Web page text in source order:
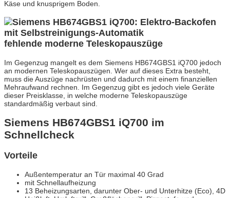
Käse und knusprigem Boden.
fehlende moderne Teleskopauszüge
Im Gegenzug mangelt es dem Siemens HB674GBS1 iQ700 jedoch
an modernen Teleskopauszügen. Wer auf dieses Extra besteht,
muss die Auszüge nachrüsten und dadurch mit einem finanziellen
Mehraufwand rechnen. Im Gegenzug gibt es jedoch viele Geräte
dieser Preisklasse, in welche moderne Teleskopauszüge
standardmäßig verbaut sind.
Siemens HB674GBS1 iQ700 im
Schnellcheck
Vorteile
Außentemperatur an Tür maximal 40 Grad
mit Schnellaufheizung
13 Beheizungsarten, darunter Ober- und Unterhitze (Eco), 4D